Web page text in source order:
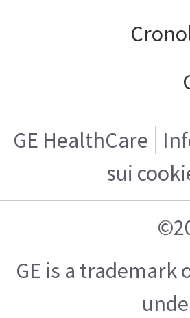
GE HealthCare
sui
GE is a trademark